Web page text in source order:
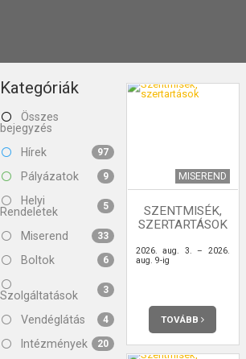
Kategóriák
Összes
bejegyzés
Hírek
97
Pályázatok 9
Helyi
Rendeletek
5
Miserend 33
Boltok 6
Szolgáltatások 3
Vendéglátás 4
Intézmények 20
MISEREND
SZENTMISÉK,
SZERTARTÁSOK
2026. aug. 3. – 2026.
aug. 9-ig
TOVÁBB